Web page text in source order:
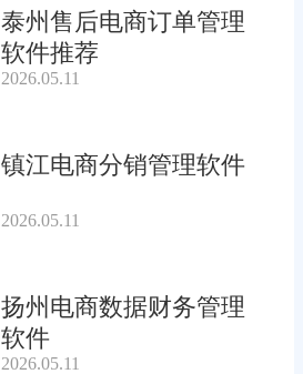
泰州售后电商订单管理
软件推荐
2026.05.11
镇江电商分销管理软件
2026.05.11
扬州电商数据财务管理
软件
2026.05.11